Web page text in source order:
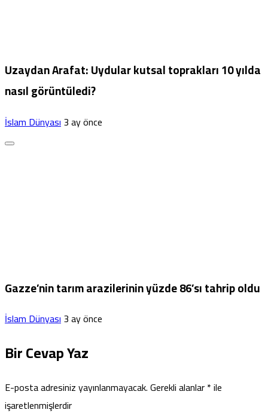
Uzaydan Arafat: Uydular kutsal toprakları 10 yılda
nasıl görüntüledi?
İslam Dünyası3 ay önce
Gazze’nin tarım arazilerinin yüzde 86’sı tahrip oldu
İslam Dünyası3 ay önce
Bir Cevap Yaz
E-posta adresiniz yayınlanmayacak.Gerekli alanlar*ile
işaretlenmişlerdir